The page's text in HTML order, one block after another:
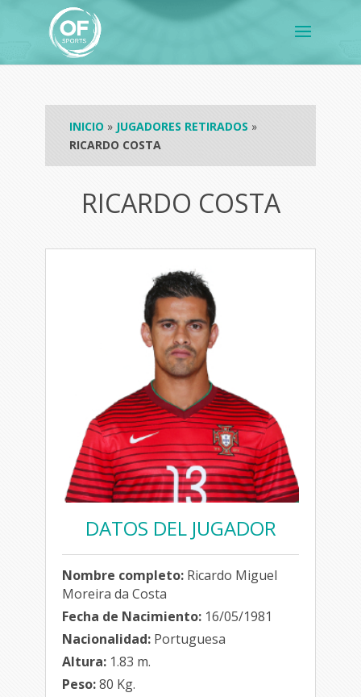
INICIO » JUGADORES RETIRADOS »
RICARDO COSTA
RICARDO COSTA
DATOS DEL JUGADOR
Nombre completo: Ricardo Miguel
Moreira da Costa
Fecha de Nacimiento: 16/05/1981
Nacionalidad: Portuguesa
Altura: 1.83 m.
Peso:80 Kg.